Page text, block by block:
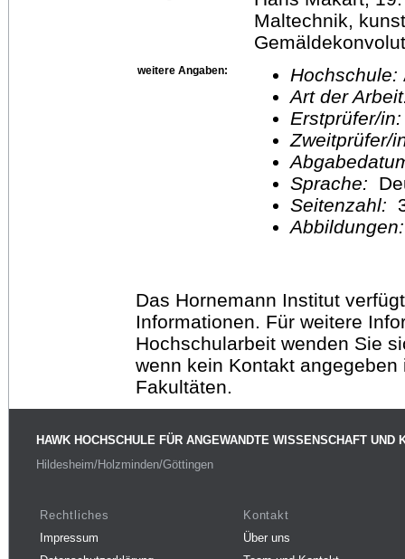
Maltechnik,
weitere Angaben: Hochschule:
Art der
Erstprüfer/
Sprache:
Seitenzahl:
Das Hornemann Institut
Informationen. Für weitere
Hochschularbeit wenden Sie
wenn kein Kontakt
Fakultäten.
HAWK HOCHSCHULE FÜR ANGEWANDTE WISSENSCHAFT UND
Hildesheim/Holzminden/Göttingen
Rechtliches
Impressum
Kontakt
Über uns